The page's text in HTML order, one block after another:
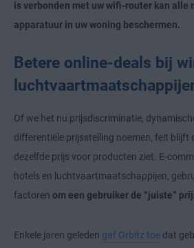
is verbonden met uw wifi-router kan alle
apparatuur in uw woning beschermen.
Betere online-deals bij
Of we het nu prijsdiscriminatie,
differentiële prijsstelling noemen, feit blijft
dezelfde prijs voor producten ziet. E-
hotels en luchtvaartmaatschappijen,
factoren om een gebruiker de “juiste”
Enkele jaren geleden gaf Orbitz toe dat